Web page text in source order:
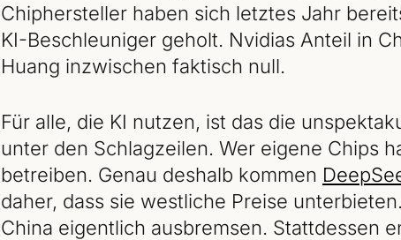
Chiphersteller haben sich letztes Jahr
KI-Beschleuniger geholt. Nvidias Anteil in
Huang inzwischen faktisch null.
Für alle, die KI nutzen, ist das die
unter den Schlagzeilen. Wer eigene Chips
betreiben. Genau deshalb kommen
daher, dass sie westliche Preise
China eigentlich ausbremsen. Stattdessen